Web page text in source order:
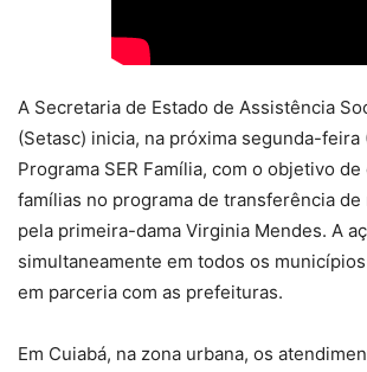
A Secretaria de Estado de Assistência
(Setasc) inicia, na próxima segunda-feira
Programa SER Família, com o objetivo
famílias no programa de transferência de
pela primeira-dama Virginia Mendes. A
simultaneamente em todos os
em parceria com as prefeituras.
Em Cuiabá, na zona urbana, os